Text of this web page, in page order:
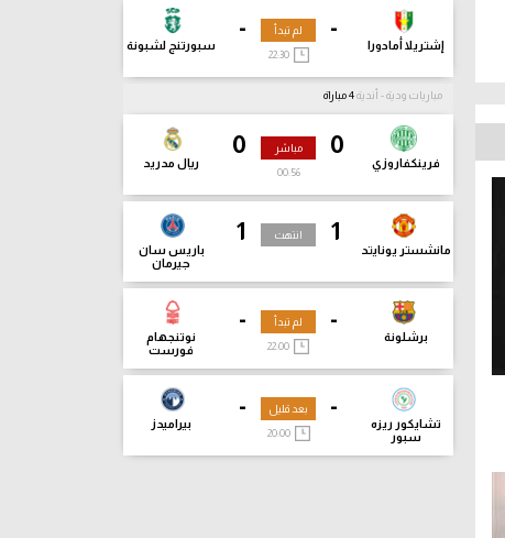
-
إشتريلا أمادورا
-
سبورتنج لشبونة
لم تبدأ
22:30
مباريات ودية - أندية
0
فرينكفاروزي
0
ريال مدريد
مباشر
00:57
1
مانشستر يونايتد
1
باريس سان
جيرمان
انتهت
-
برشلونة
-
نوتنجهام
فورست
لم تبدأ
-
تشايكور ريزه
سبور
-
بيراميدز
بعد قليل
20:00